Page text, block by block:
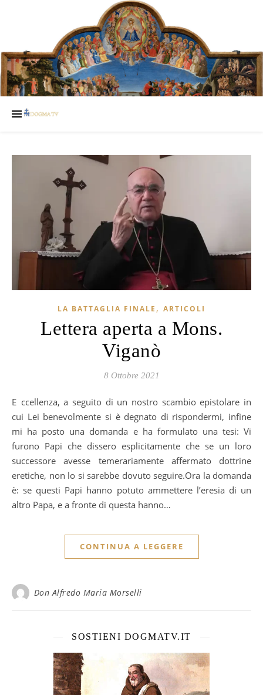
LA BATTAGLIA FINALE , ARTICOLI
Lettera aperta a Mons.
Viganò
8 Ottobre 2021
Eccellenza, a seguito di un nostro scambio epistolare in
cui Lei benevolmente si è degnato di rispondermi, infine
mi ha posto una domanda e ha formulato una tesi: Vi
furono Papi che dissero esplicitamente che se un loro
successore avesse temerariamente affermato dottrine
eretiche, non lo si sarebbe dovuto seguire.Ora la domanda
è: se questi Papi hanno potuto ammettere l’eresia di un
altro Papa, e a fronte di questa hanno…
CONTINUA A LEGGERE
Don Alfredo Maria Morselli
SOSTIENI DOGMATV.IT